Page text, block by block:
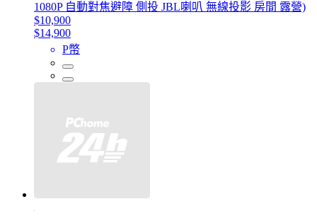
1080P 自動對焦避障 側投 JBL喇叭 無線投影 房間 露營)
$10,900
$14,900
P幣